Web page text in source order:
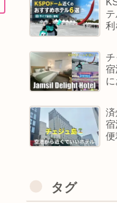
利
宿
済
宿
便
タグ